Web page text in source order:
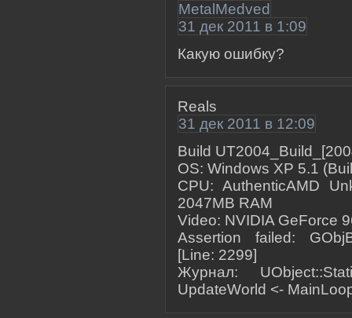
MetalMedved
31 дек 2011 в 1:09
Какую ошибку?
Reals
31 дек 2011 в 12:09
Build
OS: Windows XP 5.1
CPU: AuthenticAMD
2047MB RAM
Video: NVIDIA GeForce
Assertion failed:
[Line: 2299]
Журнал:
UpdateWorld <-